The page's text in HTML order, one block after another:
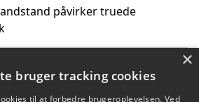
påvirker truede
×
bruger tracking cookies
til at forbedre brugeroplevelsen. Ved